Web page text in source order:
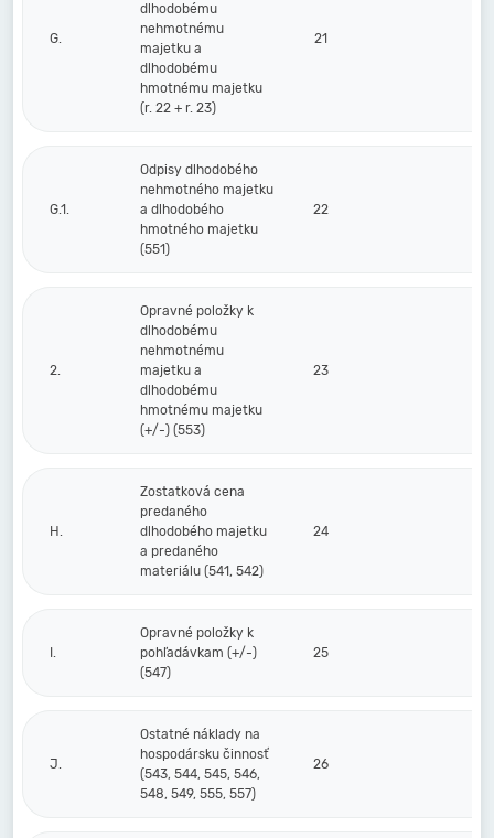
G.
dlhodobému
nehmotnému
majetku a
dlhodobému
hmotnému majetku
(r. 22 + r. 23)
21
G.1.
Odpisy dlhodobého
nehmotného majetku
a dlhodobého
hmotného majetku
(551)
22
2.
Opravné položky k
dlhodobému
nehmotnému
majetku a
dlhodobému
hmotnému majetku
(+/-) (553)
23
H.
Zostatková cena
predaného
dlhodobého majetku
a predaného
materiálu (541, 542)
24
I.
Opravné položky k
pohľadávkam (+/-)
(547)
25
J.
Ostatné náklady na
hospodársku činnosť
(543, 544, 545, 546,
548, 549, 555, 557)
26